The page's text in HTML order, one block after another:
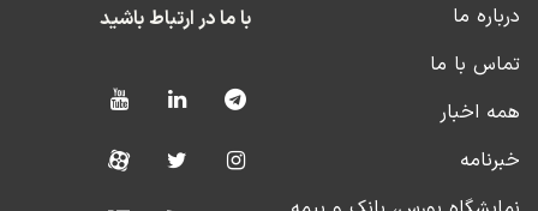
درباره ما
تماس با ما
همه اخبار
خبرنامه
با ما در ارتباط باشید